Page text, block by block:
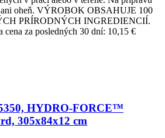
ani oheň. VÝROBOK OBSAHUJE 100
PRÍRODNÝCH INGREDIENCIÍ.
cena za posledných 30 dní: 10,15 €
HYDRO-FORCE™
305x84x12 cm